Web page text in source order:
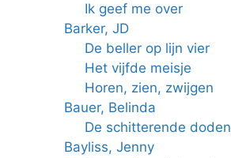
Ik geef me over
Barker, JD
De beller op lijn vier
Het vijfde meisje
Horen, zien, zwijgen
Bauer, Belinda
De schitterende doden
Bayliss, Jenny